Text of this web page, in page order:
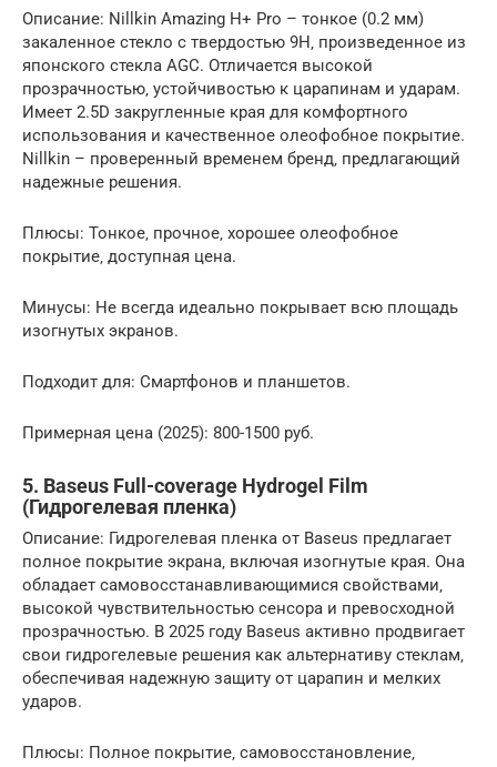
Описание: Nillkin Amazing H+ Pro – тонкое (0.2 мм)
закаленное стекло с твердостью 9H‚ произведенное из
японского стекла AGC. Отличается высокой
прозрачностью‚ устойчивостью к царапинам и ударам.
Имеет 2.5D закругленные края для комфортного
использования и качественное олеофобное покрытие.
Nillkin – проверенный временем бренд‚ предлагающий
надежные решения.
Плюсы: Тонкое‚ прочное‚ хорошее олеофобное
покрытие‚ доступная цена.
Минусы: Не всегда идеально покрывает всю площадь
изогнутых экранов.
Подходит для: Смартфонов и планшетов.
Примерная цена (2025): 800-1500 руб.
5. Baseus Full-coverage Hydrogel Film
(Гидрогелевая пленка)
Описание: Гидрогелевая пленка от Baseus предлагает
полное покрытие экрана‚ включая изогнутые края. Она
обладает самовосстанавливающимися свойствами‚
высокой чувствительностью сенсора и превосходной
прозрачностью. В 2025 году Baseus активно продвигает
свои гидрогелевые решения как альтернативу стеклам‚
обеспечивая надежную защиту от царапин и мелких
ударов.
Плюсы: Полное покрытие‚ самовосстановление‚